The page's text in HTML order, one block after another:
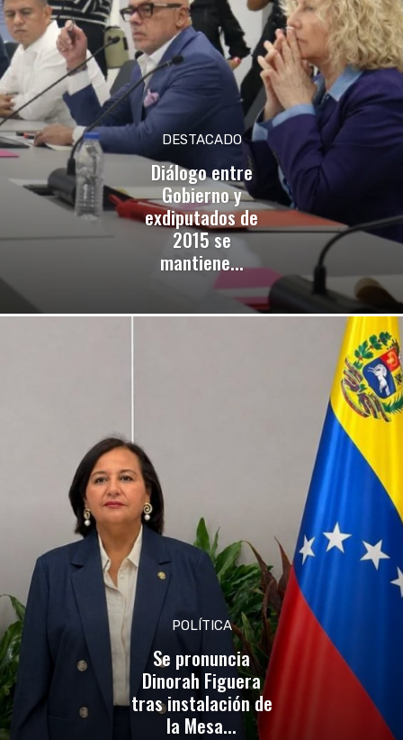
DESTACADO
Diálogo entre
Gobierno y
exdiputados de
2015 se
mantiene...
POLÍTICA
Se pronuncia
Dinorah Figuera
tras instalación de
la Mesa...